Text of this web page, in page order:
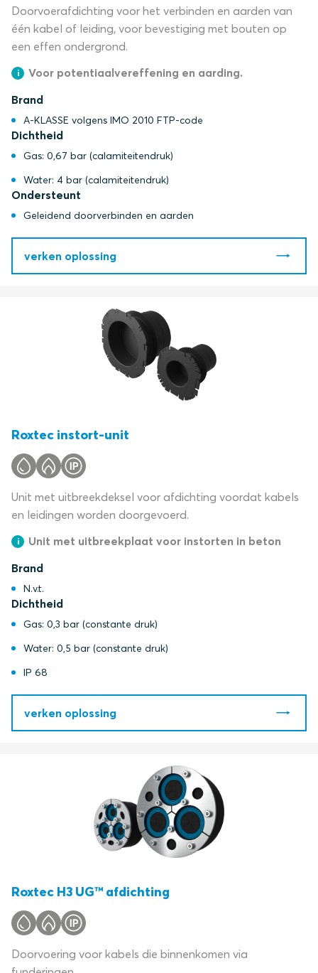
Doorvoerafdichting voor het verbinden en aarden van
één kabel of leiding, voor bevestiging met bouten op
een effen ondergrond.
Voor potentiaalvereffening en aarding.
Brand
A-KLASSE volgens IMO 2010 FTP-code
Dichtheid
Gas: 0,67 bar (calamiteitendruk)
Water: 4 bar (calamiteitendruk)
Ondersteunt
Geleidend doorverbinden en aarden
verken oplossing
Roxtec instort-unit
Unit met uitbreekdeksel voor afdichting voordat kabels
en leidingen worden doorgevoerd.
Unit met uitbreekplaat voor instorten in beton
Brand
N.v.t.
Dichtheid
Gas: 0,3 bar (constante druk)
Water: 0,5 bar (constante druk)
IP 68
verken oplossing
Roxtec H3 UG™ afdichting
Doorvoering voor kabels die binnenkomen via